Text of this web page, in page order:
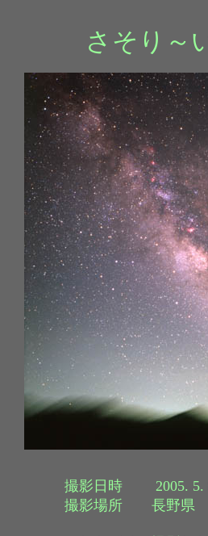
さそり～
撮影日時 2005. 5.
撮影場所 長野県